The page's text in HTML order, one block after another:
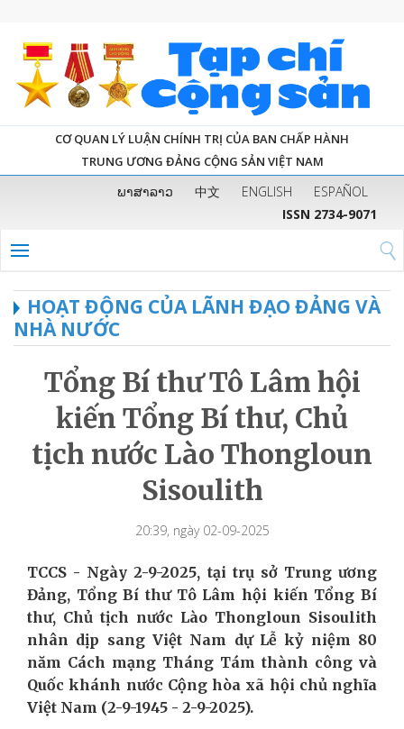
CƠ QUAN LÝ LUẬN CHÍNH TRỊ CỦA BAN CHẤP HÀNH
TRUNG ƯƠNG ĐẢNG CỘNG SẢN VIỆT NAM
ພາສາລາວ 中文 ENGLISH
ESPAÑOL
ISSN 2734-9071
HOẠT ĐỘNG CỦA LÃNH ĐẠO ĐẢNG VÀ
NHÀ NƯỚC
Tổng Bí thư Tô Lâm hội
kiến Tổng Bí thư, Chủ
tịch nước Lào Thongloun
Sisoulith
20:39, ngày 02-09-2025
TCCS - Ngày 2-9-2025, tại trụ sở Trung ương
Đảng, Tổng Bí thư Tô Lâm hội kiến Tổng Bí
thư, Chủ tịch nước Lào Thongloun Sisoulith
nhân dịp sang Việt Nam dự Lễ kỷ niệm 80
năm Cách mạng Tháng Tám thành công và
Quốc khánh nước Cộng hòa xã hội chủ nghĩa
Việt Nam (2-9-1945 - 2-9-2025).